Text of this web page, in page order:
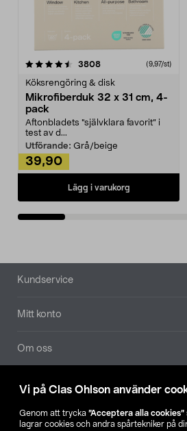
Vi på Clas Ohlson använder
Genom att trycka ”Acceptera alla cookies”
lagrar cookies och andra spårtekniker på
3808recensioner (9,97/st)
Köksrengöring & disk
Mikrofiberduk 32 x 31 cm, 4-
pack
Aftonbladets "självklara favorit” i
test av d...
Utförande: Grå/beige
39,90
Lägg i varukorg
4.0av 5 stjärnor
Sidfot
Kundservice
Mitt konto
Om oss
Aktuellt
Våra bolag